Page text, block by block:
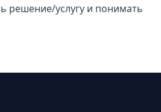
решение/услугу и понимать